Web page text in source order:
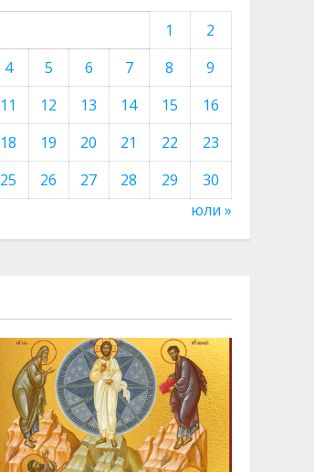
1
2
4 5 6 7 8
9
11 12 13 14 15
16
18 19 20 21 22
23
25 26 27 28 29
30
юли »